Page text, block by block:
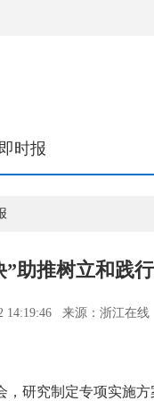
即时报
助推树立和践
14:19:46 来源：浙江在线
究制定专项实施方